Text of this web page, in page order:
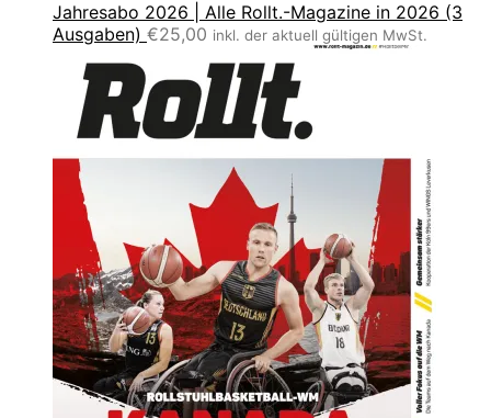
Jahresabo 2026 | Alle Rollt.-Magazine in 2026 (3
Ausgaben) €25,00 inkl. der aktuell gültigen MwSt.